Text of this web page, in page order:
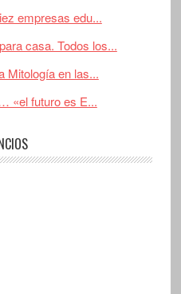
empresas edu...
casa. Todos los...
Mitología en las...
«el futuro es E...